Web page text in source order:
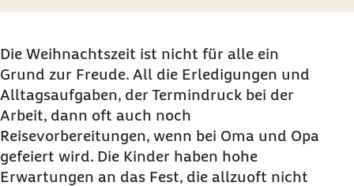
Die Weihnachtszeit ist nicht für alle ein
Grund zur Freude. All die Erledigungen und
Alltagsaufgaben, der Termindruck bei der
Arbeit, dann oft auch noch
Reisevorbereitungen, wenn bei Oma und Opa
gefeiert wird. Die Kinder haben hohe
Erwartungen an das Fest, die allzuoft nicht